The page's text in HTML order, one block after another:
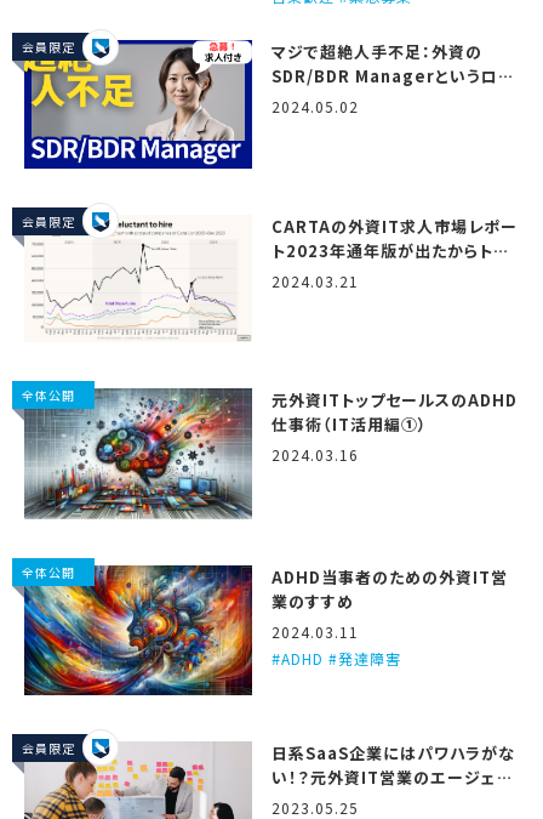
会員限定
マジで超絶人手不足：外資の
SDR/BDR Managerというロー
ル
2024.05.02
会員限定
CARTAの外資IT求人市場レポー
ト2023年通年版が出たからトミ
オが翻訳しつつ解説するで！
2024.03.21
全体公開
元外資ITトップセールスのADHD
仕事術（IT活用編①）
2024.03.16
全体公開
ADHD当事者のための外資IT営
業のすすめ
2024.03.11
ADHD #発達障害
会員限定
日系SaaS企業にはパワハラがな
い！？元外資IT営業のエージェン
トが3つの理由を解説するで！
2023.05.25